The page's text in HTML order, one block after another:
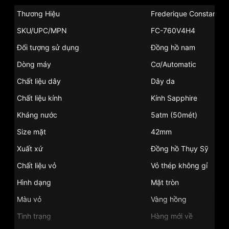
Thương Hiệu
Frederique Constant
SKU/UPC/MPN
FC-760V4H4
Đối tượng sử dụng
Đồng hồ nam
Dòng máy
Cơ/Automatic
Chất liệu dây
Dây da
Chất liệu kính
Kính Sapphire
Kháng nước
5atm (50mét)
Size mặt
42mm
Xuất xứ
Đồng hồ Thụy Sỹ
Chất liệu vỏ
Vỏ thép không gỉ
Hình dạng
Mặt tròn
Màu vỏ
Vàng hồng
Tình trạng
Hàng mới về